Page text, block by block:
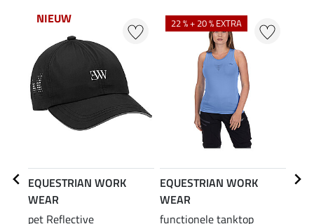
NIEUW
EQUESTRIAN WORK
WEAR
pet Reflective
22 % + 20 % EXTRA
EQUESTRIAN WORK
WEAR
functionele tanktop